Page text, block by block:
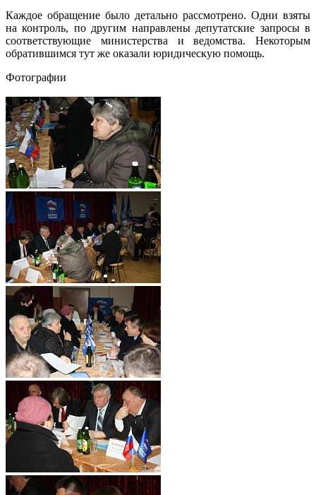
Каждое обращение было детально рассмотрено. Одни взяты
на контроль, по другим направлены депутатские запросы в
соответствующие министерства и ведомства. Некоторым
обратившимся тут же оказали юридическую помощь.
Фотографии